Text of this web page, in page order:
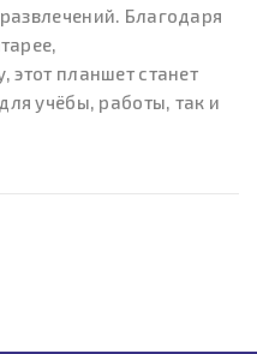
Благодаря
этот планшет станет
учёбы, работы, так и